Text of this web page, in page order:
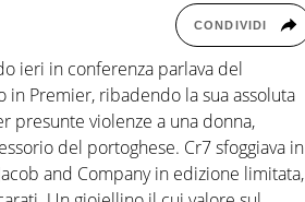
CONDIVIDI
ieri in conferenza parlava del
Premier, ribadendo la sua assoluta
presunte violenze a una donna,
del portoghese. Cr7 sfoggiava in
and Company in edizione limitata,